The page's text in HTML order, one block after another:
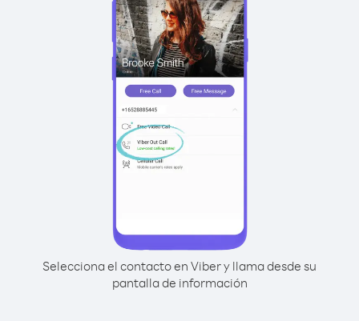
Selecciona el contacto en Viber y llama desde su
pantalla de información